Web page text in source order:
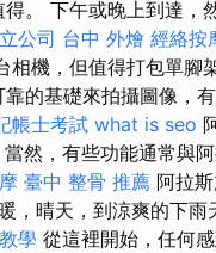
。 下午或晚上到達，
公司 台中 外燴 經絡按
機，但值得打包單腳
的基礎來拍攝圖像，
帳士考試 what is seo
當然，有些功能通常與
臺中 整骨 推薦 阿拉
，晴天，到涼爽的下
學 從這裡開始，任何